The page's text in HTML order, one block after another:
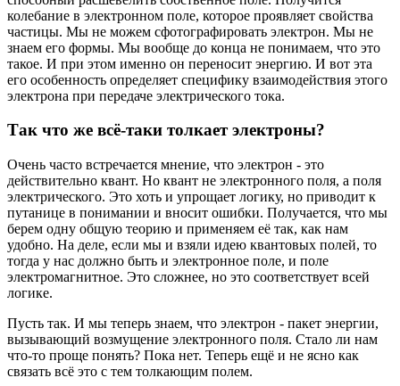
колебание в электронном поле, которое проявляет свойства
частицы. Мы не можем сфотографировать электрон. Мы не
знаем его формы. Мы вообще до конца не понимаем, что это
такое. И при этом именно он переносит энергию. И вот эта
его особенность определяет специфику взаимодействия этого
электрона при передаче электрического тока.
Так что же всё-таки толкает электроны?
Очень часто встречается мнение, что электрон - это
действительно квант. Но квант не электронного поля, а поля
электрического. Это хоть и упрощает логику, но приводит к
путанице в понимании и вносит ошибки. Получается, что мы
берем одну общую теорию и применяем её так, как нам
удобно. На деле, если мы и взяли идею квантовых полей, то
тогда у нас должно быть и электронное поле, и поле
электромагнитное. Это сложнее, но это соответствует всей
логике.
Пусть так. И мы теперь знаем, что электрон - пакет энергии,
вызывающий возмущение электронного поля. Стало ли нам
что-то проще понять? Пока нет. Теперь ещё и не ясно как
связать всё это с тем толкающим полем.